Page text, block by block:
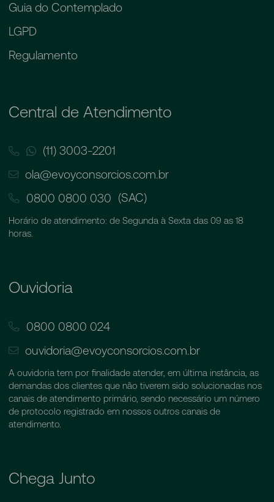
Guia do Contemplado
LGPD
Regulamento
Central de Atendimento
(11) 3003-2201
ola@evoyconsorcios.com.br
0800 0800 030 (SAC)
Horário de atendimento: de Segunda à Sexta das 09 as 18
horas.
Ouvidoria
0800 0800 024
ouvidoria@evoyconsorcios.com.br
A ouvidoria tem por finalidade atender, em última instância, as
demandas dos clientes que não tiverem sido solucionadas nos
canais de atendimento primário, sendo necessário um número
de protocolo registrado em nossos outros canais de
atendimento.
Chega Junto